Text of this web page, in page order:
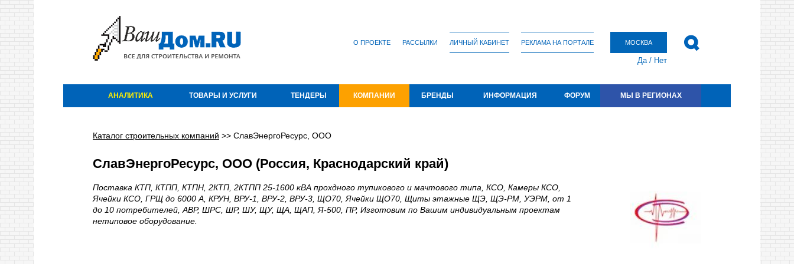
О ПРОЕКТЕ РАССЫЛКИ ЛИЧНЫЙ КАБИНЕТ РЕКЛАМА НА ПОРТАЛЕ МОСКВА
Да/ Нет
АНАЛИТИКА ТОВАРЫ И УСЛУГИ ТЕНДЕРЫ КОМПАНИИ БРЕНДЫ ИНФОРМАЦИЯ ФОРУМ МЫ В РЕГИОНАХ
Каталог строительных компаний >> СлавЭнергоРесурс, ООО
СлавЭнергоРесурс, ООО (Россия, Краснодарский край)
Поставка КТП, КТПП, КТПН, 2КТП, 2КТПП 25-1600 кВА прохдного тупикового и мачтового типа, КСО, Камеры КСО,
Ячейки КСО, ГРЩ до 6000 А, КРУН, ВРУ-1, ВРУ-2, ВРУ-3, ЩО70, Ячейки ЩО70, Щиты этажные ЩЭ, ЩЭ-РМ, УЭРМ, от 1
до 10 потребителей, АВР, ШРС, ШР, ШУ, ЩУ, ЩА, ЩАП, Я-500, ПР, Изготовим по Вашим индивидуальным проектам
нетиповое оборудование.